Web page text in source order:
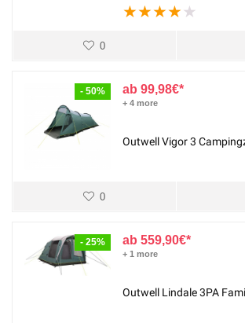
★★★★ ★
0
- 50% 99,98€
+ 4 more
Outwell Vigor 3
0
- 25% 559,90€
+ 1 more
Outwell Lindale 3PA